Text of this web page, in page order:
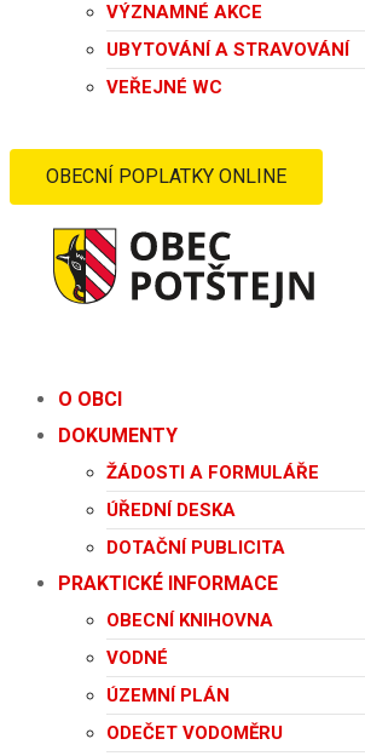
VÝZNAMNÉ AKCE
UBYTOVÁNÍ A STRAVOVÁNÍ
VEŘEJNÉ WC
OBECNÍ POPLATKY ONLINE
O OBCI
DOKUMENTY
ŽÁDOSTI A FORMULÁŘE
ÚŘEDNÍ DESKA
DOTAČNÍ PUBLICITA
PRAKTICKÉ INFORMACE
OBECNÍ KNIHOVNA
VODNÉ
ÚZEMNÍ PLÁN
ODEČET VODOMĚRU